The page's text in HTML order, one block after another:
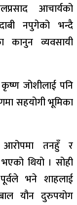
आचार्यको
नपुगेको भन्दै
कानुन व्यवसायी
जोशीलाई पनि
सहयोगी भूमिका
आरोपमा तनहुँ र
थियो । सोही
भने शाहलाई
यौन दुरुपयोग